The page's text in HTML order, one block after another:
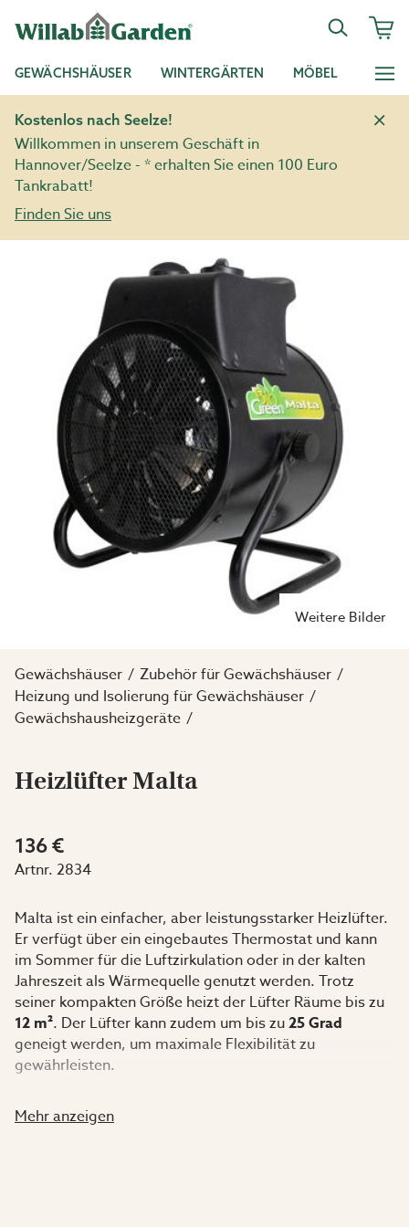
GEWÄCHSHÄUSER WINTERGÄRTEN MÖBEL
Kostenlos nach Seelze!
Willkommen in unserem Geschäft in
Hannover/Seelze - * erhalten Sie einen 100 Euro
Tankrabatt!
Finden Sie uns
Weitere Bilder
Gewächshäuser
Zubehör für Gewächshäuser
Heizung und Isolierung für Gewächshäuser
Gewächshausheizgeräte
Heizlüfter Malta
136 €
Artnr. 2834
Malta ist ein einfacher, aber leistungsstarker Heizlüfter.
Er verfügt über ein eingebautes Thermostat und kann
im Sommer für die Luftzirkulation oder in der kalten
Jahreszeit als Wärmequelle genutzt werden. Trotz
seiner kompakten Größe heizt der Lüfter Räume bis zu
12 m². Der Lüfter kann zudem um bis zu25 Grad
geneigt werden, um maximale Flexibilität zu
gewährleisten.
Der Heizlüfter ist CE-zertifiziert, hat die Schutzklasse
Mehr anzeigen